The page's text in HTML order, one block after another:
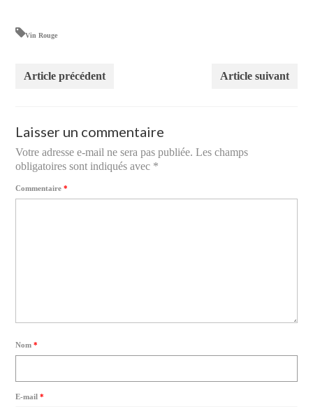
Vin Rouge
Article précédent Article suivant
Laisser un commentaire
Votre adresse e-mail ne sera pas publiée. Les champs
obligatoires sont indiqués avec *
Commentaire*
Nom*
E-mail*